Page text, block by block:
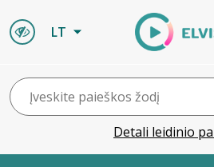
LT
Detali leidinio